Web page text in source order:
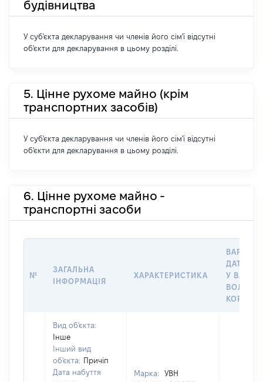
будівництва
У суб'єкта декларування чи членів його сім'ї відсутні
об'єкти для декларування в цьому розділі.
5. Цінне рухоме майно (крім
транспортних засобів)
У суб'єкта декларування чи членів його сім'ї відсутні
об'єкти для декларування в цьому розділі.
6. Цінне рухоме майно -
транспортні засоби
№
ЗАГАЛЬНА
ІНФОРМАЦІЯ
ХАРАКТЕРИСТИКА
ДАТУ
У
Вид об'єкта:
Інше
Інший вид
об'єкта: Причіп
Дата набуття
Марка:
УВН